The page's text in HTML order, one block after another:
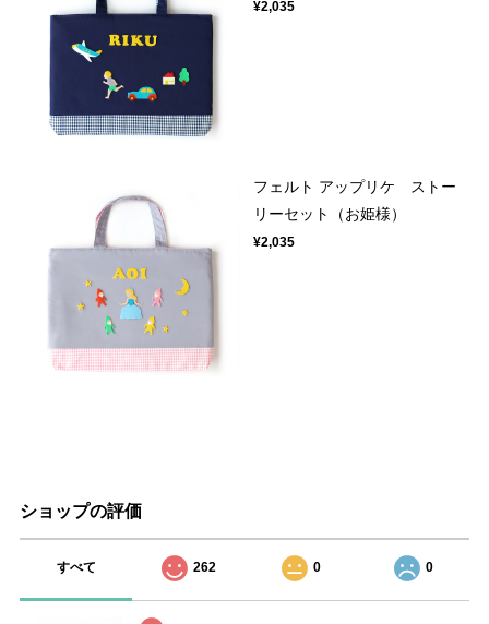
¥2,035
フェルト アップリケ ストー
リーセット（お姫様）
¥2,035
ショップの評価
すべて 262 0 0